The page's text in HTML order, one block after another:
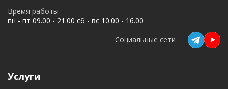
Услуги
Время работы
пн - пт 09.00 - 21.00 сб - вс 10.00 - 16.00
Социальные сети